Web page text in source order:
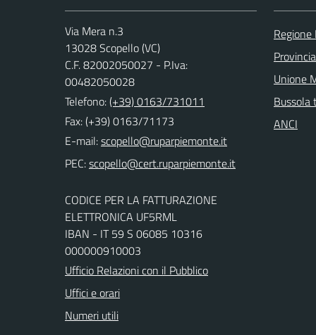
Via Mera n.3
13028 Scopello (VC)
C.F. 82002050027 - P.Iva:
00482050028
Telefono:(+39) 0163/731011
Fax: (+39) 0163/71173
E-mail:
PEC:
CODICE PER LA FATTURAZIONE
ELETTRONICA UF5RML
IBAN - IT 59 S 06085 10316
000000910003
Ufficio Relazioni con il Pubblico
Uffici e orari
Numeri utili
Unione
Bussola
ANCI